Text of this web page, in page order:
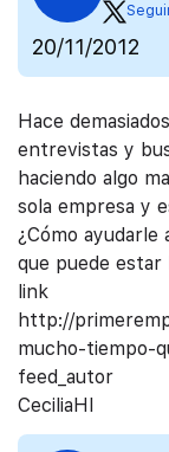
20/11/2012
Hace
entrevistas y
haciendo algo
sola empresa y
¿Cómo ayudarle
que puede estar
link
http://
mucho-tiempo-
feed_autor
CeciliaHI